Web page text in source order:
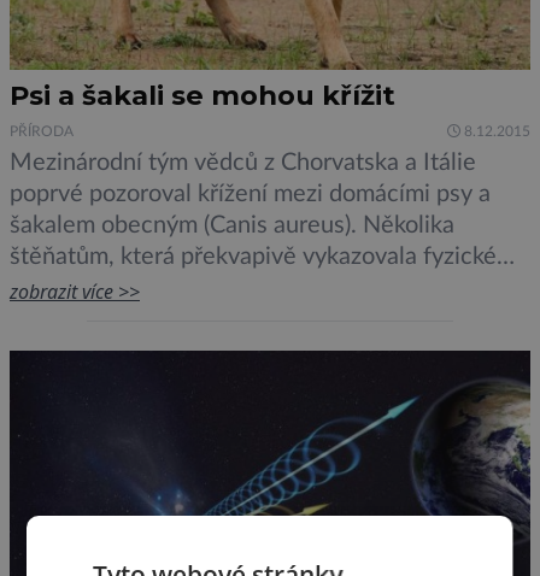
Psi a šakali se mohou křížit
PŘÍRODA 8.12.2015
Mezinárodní tým vědců z Chorvatska a Itálie
poprvé pozoroval křížení mezi domácími psy a
šakalem obecným (Canis aureus). Několika
štěňatům, která překvapivě vykazovala fyzické
charakteristiky jak šakalů, tak psů, byly odebrány
potomky samice šakala a psího samce. Jedná se
tak o první důkaz křížení mezi těmito dvěma
zobrazit více >>